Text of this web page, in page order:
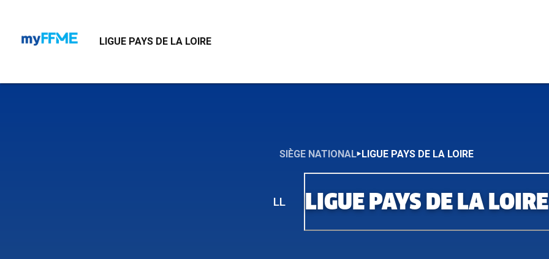
LIGUE PAYS DE LA LOIRE
SIÈGE NATIONAL LIGUE PAYS DE LA LOIRE
LL LIGUE PAYS DE LA LOIRE